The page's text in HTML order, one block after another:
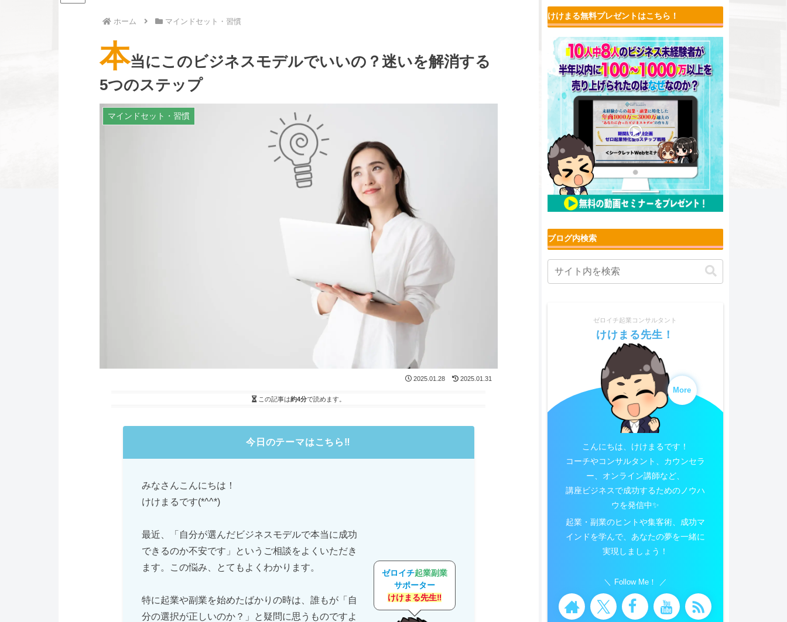
ホーム マインドセット・習慣
本当にこのビジネスモデルでいいの？迷いを解消する
5つのステップ
マインドセット・習慣
2025.01.28 2025.01.31
この記事は約4分で読めます。
今日のテーマはこちら ‼️
みなさんこんにちは！
けけまるです(*^^*)
最近、「自分が選んだビジネスモデルで本当に成功
できるのか不安です」というご相談をよくいただき
ます。この悩み、とてもよくわかります。
特に起業や副業を始めたばかりの時は、誰もが「自
分の選択が正しいのか？」と疑問に思うものですよ
ゼロイチ起業副業
サポーター
けけまる先生‼
けけまる無料プレゼントはこちら！
ブログ内検索
ゼロイチ起業コンサルタント
けけまる先生！
More
こんにちは、けけまるです！
コーチやコンサルタント、カウンセラ
ー、オンライン講師など、
講座ビジネスで成功するためのノウハ
ウを発信中✨
起業・副業のヒントや集客術、成功マ
インドを学んで、あなたの夢を一緒に
実現しましょう！
Follow Me！